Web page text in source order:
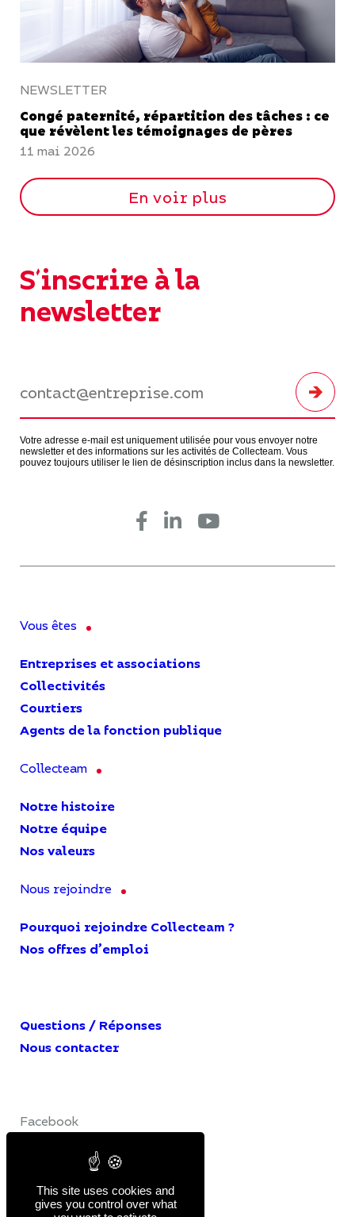
NEWSLETTER
Congé paternité, répartition des tâches : ce
que révèlent les témoignages de pères
11 mai 2026
En voir plus
S'inscrire à la
newsletter
Votre adresse e-mail est uniquement utilisée pour vous envoyer notre
newsletter et des informations sur les activités de Collecteam. Vous
pouvez toujours utiliser le lien de désinscription inclus dans la newsletter.
Vous êtes
Entreprises et associations
Collectivités
Courtiers
Agents de la fonction publique
Collecteam
Notre histoire
Notre équipe
Nos valeurs
Nous rejoindre
Pourquoi rejoindre Collecteam ?
Nos offres d’emploi
Questions / Réponses
Nous contacter
Facebook
This site uses cookies and
gives you control over what